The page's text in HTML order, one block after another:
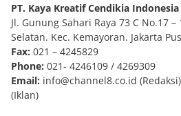
PT. Kaya Kreatif Cendikia Indonesia
Jl. Gunung Sahari Raya 73 C No.17
Selatan. Kec. Kemayoran. Jakarta
Fax: 021 – 4245829
Phone: 021- 4246109 / 4269309
Email: info@channel8.co.id
(Iklan)